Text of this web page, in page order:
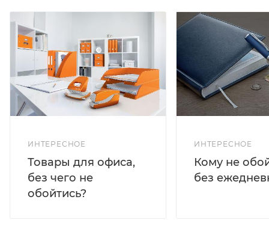
ИНТЕРЕСНОЕ
Товары для офиса,
без чего не
обойтись?
ИНТЕРЕСНОЕ
Кому не
без